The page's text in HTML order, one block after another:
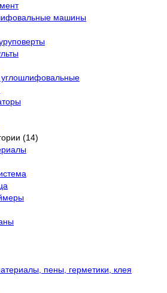
машины
(14)
пены, герметики, клея